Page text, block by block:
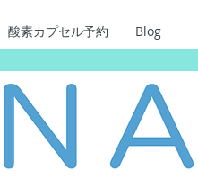
酸素カプセル予約 Blog